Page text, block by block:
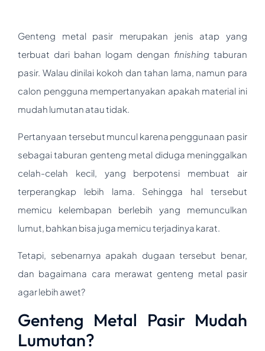
Genteng metal pasir merupakan jenis atap yang
terbuat dari bahan logam dengan finishing taburan
pasir. Walau dinilai kokoh dan tahan lama, namun para
calon pengguna mempertanyakan apakah material ini
mudah lumutan atau tidak.
Pertanyaan tersebut muncul karena penggunaan pasir
sebagai taburan genteng metal diduga meninggalkan
celah-celah kecil, yang berpotensi membuat air
terperangkap lebih lama. Sehingga hal tersebut
memicu kelembapan berlebih yang memunculkan
lumut, bahkan bisa juga memicu terjadinya karat.
Tetapi, sebenarnya apakah dugaan tersebut benar,
dan bagaimana cara merawat genteng metal pasir
agar lebih awet?
Genteng Metal Pasir Mudah
Lumutan?